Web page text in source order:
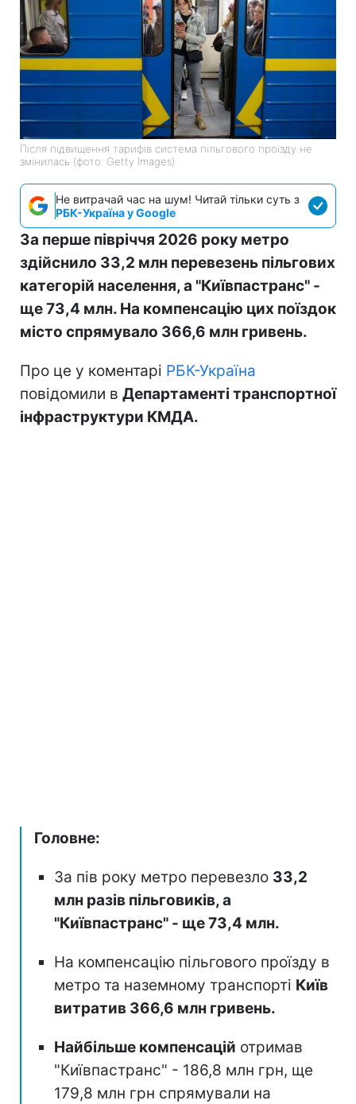
Після підвищення тарифів система пільгового проїзду не
змінилась (фото: Getty Images)
Не витрачай час на шум! Читай тільки суть з
РБК-Україна у Google
За перше півріччя 2026 року метро
здійснило 33,2 млн перевезень пільгових
категорій населення, а "Київпастранс" -
ще 73,4 млн. На компенсацію цих поїздок
місто спрямувало 366,6 млн гривень.
Про це у коментарі РБК-Україна
повідомили в Департаменті транспортної
інфраструктури КМДА.
Головне:
За пів року метро перевезло 33,2
млн разів пільговиків, а
"Київпастранс" - ще 73,4 млн.
На компенсацію пільгового проїзду в
метро та наземному транспорті Київ
витратив 366,6 млн гривень.
Найбільше компенсацій отримав
"Київпастранс" - 186,8 млн грн, ще
179,8 млн грн спрямували на